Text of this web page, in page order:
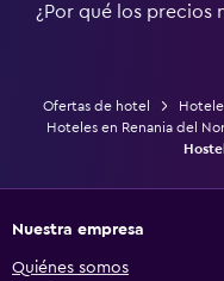
¿Por qué los precios
Ofertas de hotel
Hoteles en Renania del
Nuestra empresa
Quiénes somos